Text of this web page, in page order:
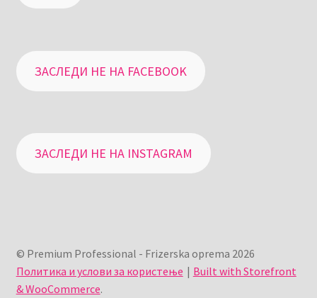
ЗАСЛЕДИ НЕ НА FACEBOOK
ЗАСЛЕДИ НЕ НА INSTAGRAM
© Premium Professional - Frizerska oprema 2026
Политика и услови за користење
Built with Storefront
& WooCommerce.